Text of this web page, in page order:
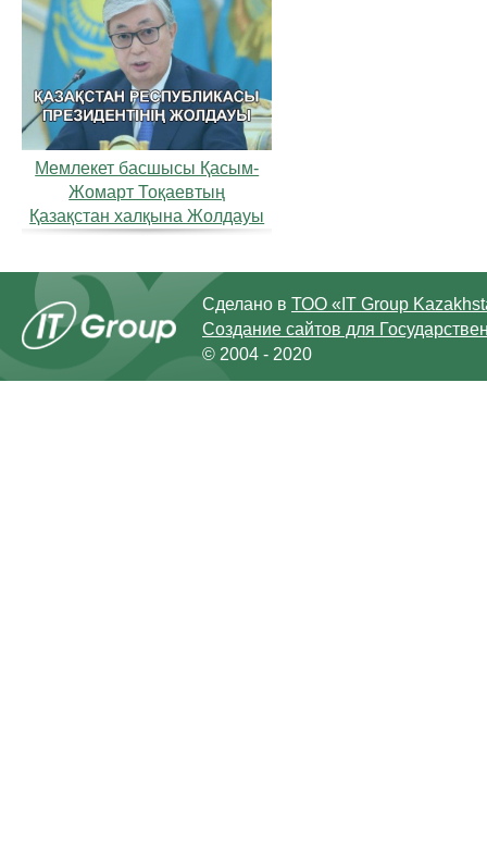
Мемлекет басшысы Қасым-
Жомарт Тоқаевтың
Қазақстан халқына Жолдауы
Сделано в ТОО «IT Group
Создание сайтов для
© 2004 - 2020